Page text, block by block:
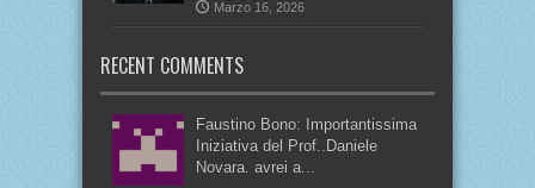
Marzo 16, 2026
RECENT COMMENTS
Faustino Bono: Importantissima
Iniziativa del Prof..Daniele
Novara. avrei a...